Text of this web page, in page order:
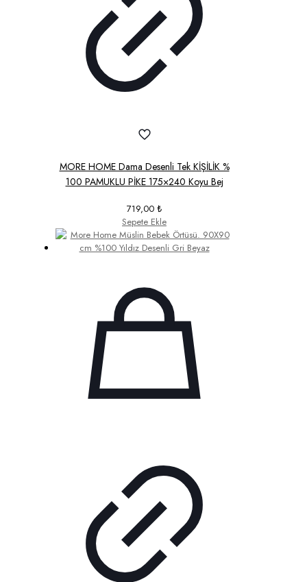
MORE HOME Dama Desenli Tek KİŞİLİK %
100 PAMUKLU PİKE 175×240 Koyu Bej
719,00 ₺
Sepete Ekle